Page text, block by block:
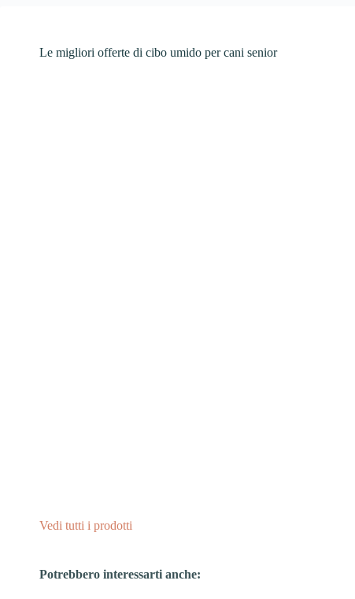
Le migliori offerte di cibo umido per cani senior
Vedi tutti i prodotti
Potrebbero interessarti anche: